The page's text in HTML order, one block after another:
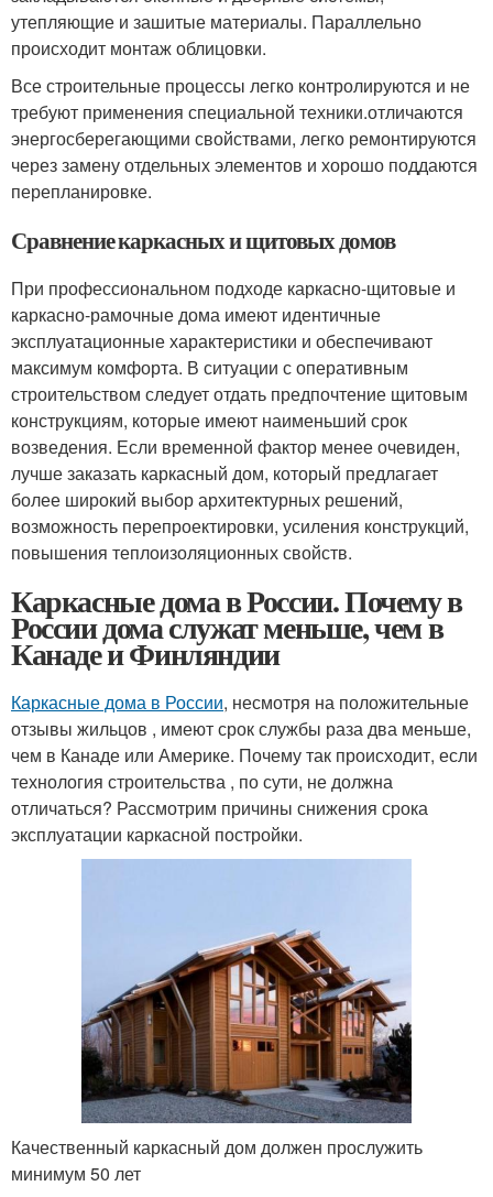
утепляющие и зашитые материалы. Параллельно
происходит монтаж облицовки.
Все строительные процессы легко контролируются и не
требуют применения специальной техники.отличаются
энергосберегающими свойствами, легко ремонтируются
через замену отдельных элементов и хорошо поддаются
перепланировке.
Сравнение каркасных и щитовых домов
При профессиональном подходе каркасно-щитовые и
каркасно-рамочные дома имеют идентичные
эксплуатационные характеристики и обеспечивают
максимум комфорта. В ситуации с оперативным
строительством следует отдать предпочтение щитовым
конструкциям, которые имеют наименьший срок
возведения. Если временной фактор менее очевиден,
лучше заказать каркасный дом, который предлагает
более широкий выбор архитектурных решений,
возможность перепроектировки, усиления конструкций,
повышения теплоизоляционных свойств.
Каркасные дома в России. Почему в
России дома служат меньше, чем в
Канаде и Финляндии
Каркасные дома в России, несмотря на положительные
отзывы жильцов , имеют срок службы раза два меньше,
чем в Канаде или Америке. Почему так происходит, если
технология строительства , по сути, не должна
отличаться? Рассмотрим причины снижения срока
эксплуатации каркасной постройки.
Качественный каркасный дом должен прослужить
минимум 50 лет